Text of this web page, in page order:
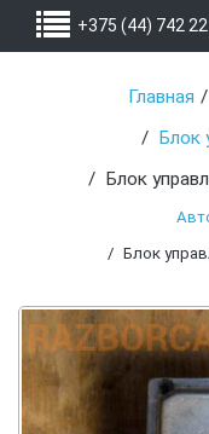
+375 (44) 742
Главная
Блок
Блок
Блок